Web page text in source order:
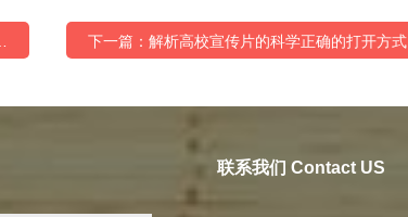
下一篇：解析高校宣传片的科学正确的打开方式
联系我们 Contact US